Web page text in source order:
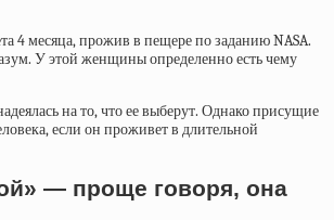
4 месяца, прожив в пещере по заданию NASA.
У этой женщины определенно есть чему
на то, что ее выберут. Однако присущие
если он проживет в длительной
— проще говоря, она